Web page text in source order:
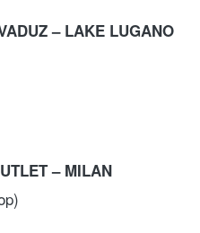
– LAKE LUGANO
– MILAN